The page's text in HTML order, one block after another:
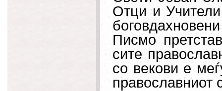
Отци и
Писмо
сите
со векови е
православниот